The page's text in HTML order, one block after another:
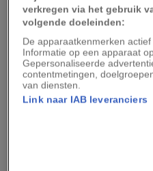
rotswand bereikt. Daar
onderdeel van de
je naar een hoger
Boven aangekomen
verkregen via het gebruik
volgende doeleinden:
De apparaatkenmerken
Informatie op een apparaat
Gepersonaliseerde
contentmetingen,
van diensten.
Link naar IAB leveranciers